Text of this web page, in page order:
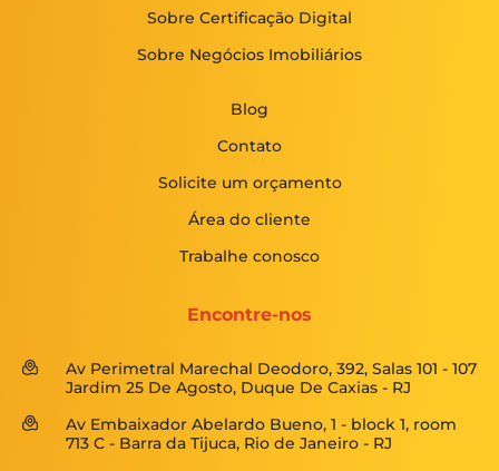
Sobre Certificação Digital
Sobre Negócios Imobiliários
Blog
Contato
Solicite um orçamento
Área do cliente
Trabalhe conosco
Encontre-nos
Av Perimetral Marechal Deodoro, 392, Salas 101 - 107
Jardim 25 De Agosto, Duque De Caxias - RJ
Av Embaixador Abelardo Bueno, 1 - block 1, room
713 C - Barra da Tijuca, Rio de Janeiro - RJ